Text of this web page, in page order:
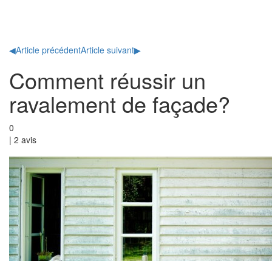
◀Article précédentArticle suivant▶
Comment réussir un
ravalement de façade?
0
| 2 avis